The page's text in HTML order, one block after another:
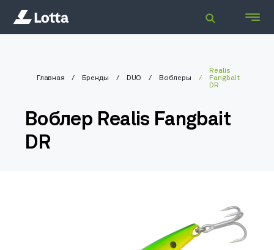
Главная Бренды DUO Воблеры
Realis
Fangbait
DR
Воблер Realis Fangbait
DR